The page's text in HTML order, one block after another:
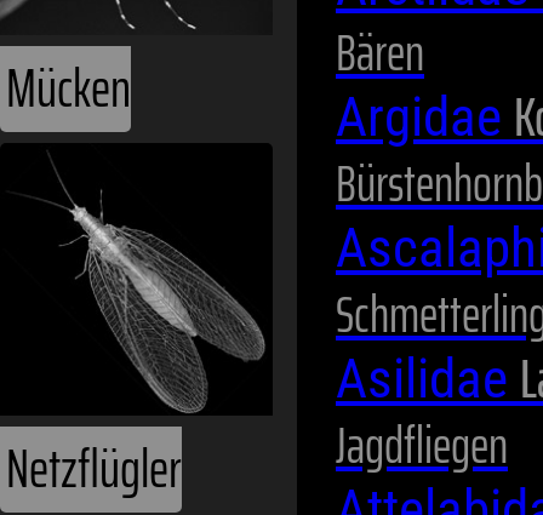
Netzflügler
Bären
Argidae
Asilidae
Jagdfliegen